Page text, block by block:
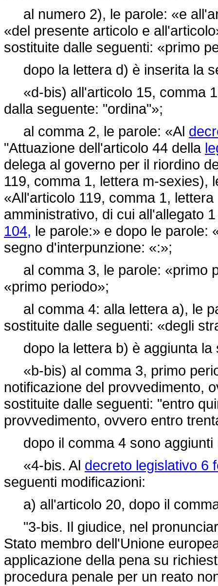
al numero 2), le parole: «e
«del presente articolo e
sostituite dalle seguenti: «primo
dopo la lettera d) è inserita la
«d-bis) all'articolo 15, comma
dalla seguente: "ordina"»;
al comma 2, le parole: «Al
"Attuazione dell'articolo 44 della
delega al governo per il riordino
119, comma 1, lettera m-sexies),
«All'articolo 119, comma 1,
amministrativo, di cui all'allegato
104, le parole:» e dopo le parole:
segno d'interpunzione: «:»;
al comma 3, le parole: «primo
«primo periodo»;
al comma 4: alla lettera a), le
sostituite dalle seguenti: «degli
dopo la lettera b) è aggiunta la
«b-bis) al comma 3, primo
notificazione del provvedimento,
sostituite dalle seguenti: "entro
provvedimento, ovvero entro
dopo il comma 4 sono aggiunti
«4-bis. Al decreto legislativo 6
seguenti modificazioni:
a) all'articolo 20, dopo il
"3-bis. Il giudice, nel
Stato membro dell'Unione
applicazione della pena su
procedura penale per un reato